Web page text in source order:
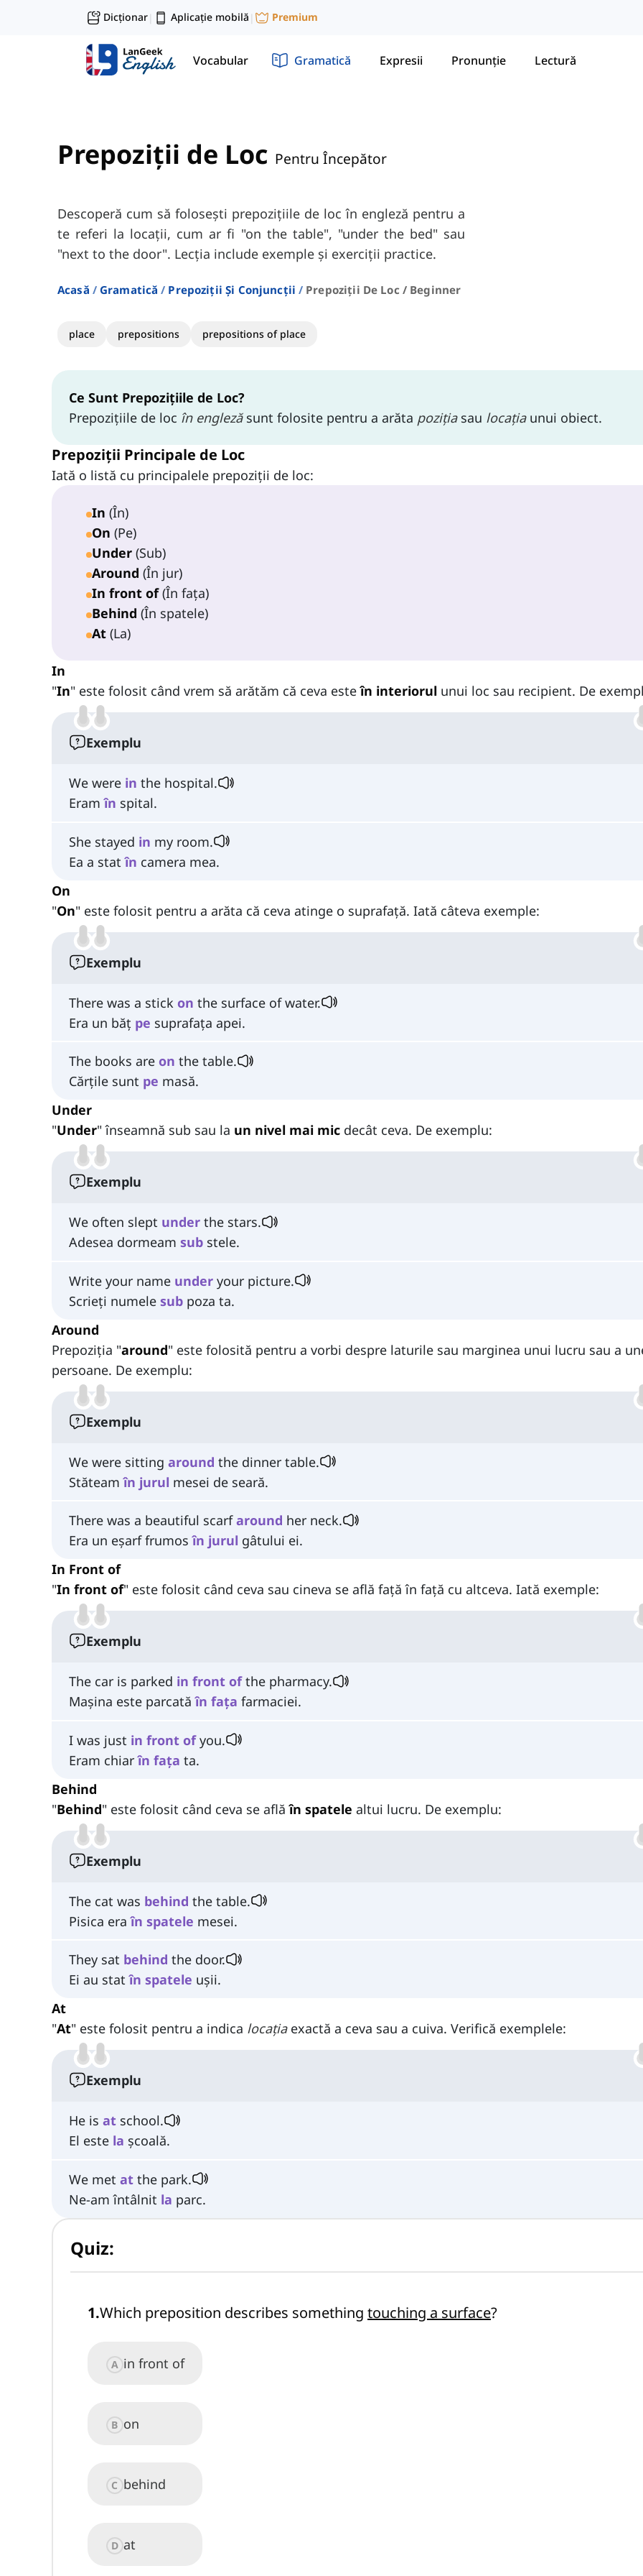
Dicționar| Aplicație mobilă | Premium
Vocabular Gramatică Expresii Pronunție Lectură
Prepoziții de Loc Pentru Începător
Descoperă cum să folosești prepozițiile de loc în engleză pentru a
te referi la locații, cum ar fi "on the table", "under the bed" sau
"next to the door". Lecția include exemple și exerciții practice.
Acasă Gramatică Prepoziții Și Conjuncții Prepoziții De Loc / Beginner
place prepositions prepositions of place
Ce Sunt Prepozițiile de Loc?
Prepozițiile de loc în englezăsunt folosite pentru a arăta pozițiasau locațiaunui obiect.
Prepoziții Principale de Loc
Iată o listă cu principalele prepoziții de loc:
In (În)
On (Pe)
Under (Sub)
Around (În jur)
In front of(În fața)
Behind (În spatele)
At (La)
In
"In" este folosit când vrem să arătăm că ceva esteîn interiorul unui loc sau recipient. De
Exemplu
We were in the hospital.
Eramîn spital.
She stayed in my room.
Ea a statîn camera mea.
On
"On" este folosit pentru a arăta că ceva atinge o suprafață. Iată câteva exemple:
Exemplu
There was a stick on the surface of water.
Era un băț pe suprafața apei.
The books are on the table.
Cărțile sunt pe masă.
Under
"Under" înseamnă sub sau la un nivel mai mic decât ceva. De exemplu:
Exemplu
We often slept under the stars.
Adesea dormeam sub stele.
Write your name under your picture.
Scrieți numele sub poza ta.
Around
Prepoziția "around" este folosită pentru a vorbi despre laturile sau marginea unui lucru sau a
persoane. De exemplu:
Exemplu
We were sitting around the dinner table.
Stăteamîn jurul mesei de seară.
There was a beautiful scarfaround her neck.
Era un eșarf frumosîn jurul gâtului ei.
In Front of
"In front of" este folosit când ceva sau cineva se află față în față cu altceva. Iată exemple:
Exemplu
The car is parked in front ofthe pharmacy.
Mașina este parcatăîn fața farmaciei.
I was just in front ofyou.
Eram chiarîn fața ta.
Behind
"Behind" este folosit când ceva se aflăîn spatele altui lucru. De exemplu:
Exemplu
The cat was behind the table.
Pisica eraîn spatele mesei.
They sat behind the door.
Ei au statîn spatele ușii.
At
"At" este folosit pentru a indica locațiaexactă a ceva sau a cuiva. Verifică exemplele:
Exemplu
He is at school.
El este la școală.
We met at the park.
Ne-am întâlnit la parc.
Quiz:
1.Which preposition describes something touching a surface?
A in front of
B on
C behind
D at